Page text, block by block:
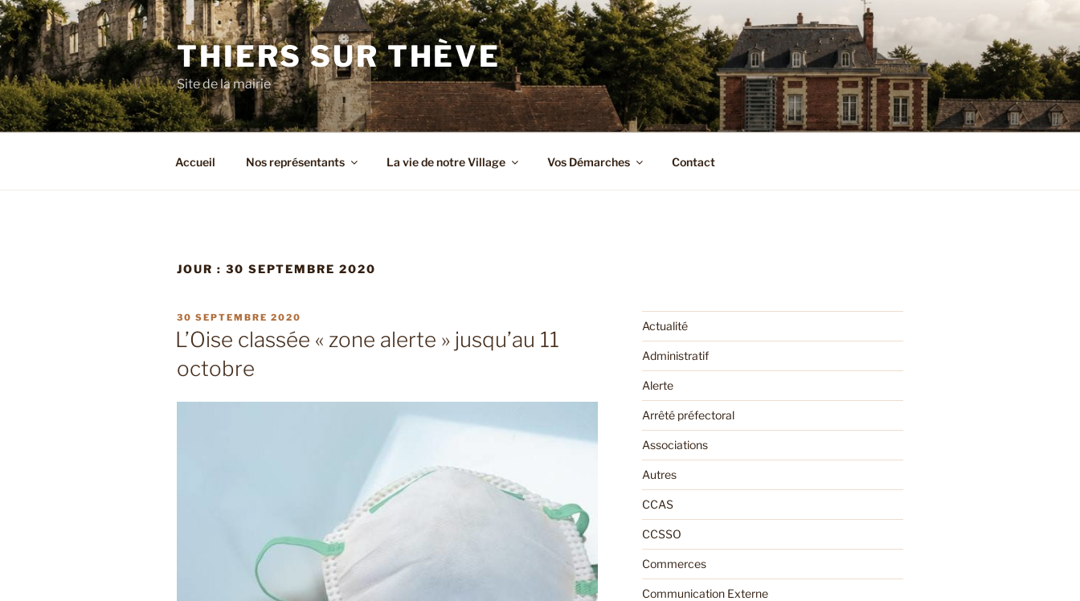
Aller
au
contenu
principal
THIERS SUR THÈVE
Site de la mairie
Accueil Nos représentants La vie de notre Village Vos Démarches Contact
JOUR : 30 SEPTEMBRE 2020
PUBLIÉ
LE
30 SEPTEMBRE 2020
L’Oise classée « zone alerte » jusqu’au 11
octobre
Actualité
Administratif
Alerte
Arrêté préfectoral
Associations
Autres
CCAS
CCSSO
Commerces
Communication Externe